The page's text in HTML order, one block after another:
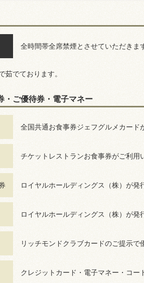
全時間帯全席禁煙とさせていただきま
でております。
・ご優待券・電子マネー
全国共通お食事券ジェフグルメカード
チケットレストランお食事券がご利用
ロイヤルホールディングス（株）が発
ロイヤルホールディングス（株）が発
リッチモンドクラブカードのご提示で
クレジットカード・電子マネー・コ